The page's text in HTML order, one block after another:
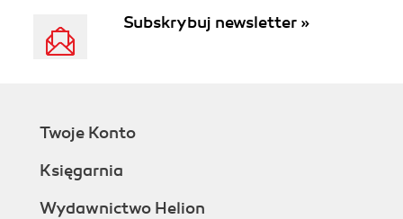
Subskrybuj newsletter »
Twoje Konto
Księgarnia
Wydawnictwo Helion